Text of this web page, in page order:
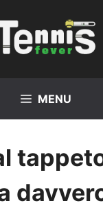
MENU